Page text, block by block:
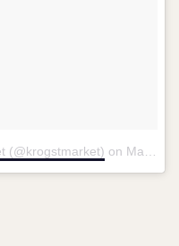
(@krogstmarket) on Mar 30, 2017 at 8:05am PDT